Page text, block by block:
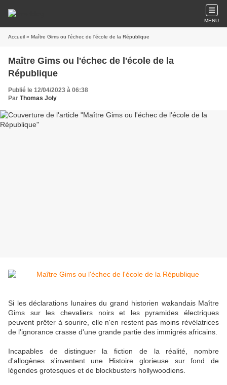
MENU
Accueil » Maître Gims ou l'échec de l'école de la République
Maître Gims ou l'échec de l'école de la
République
Publié le 12/04/2023 à 06:38
Par Thomas Joly
Si les déclarations lunaires du grand historien wakandais Maître
Gims sur les chevaliers noirs et les pyramides électriques
peuvent prêter à sourire, elle n'en restent pas moins révélatrices
de l'ignorance crasse d'une grande partie des immigrés africains.
Incapables de distinguer la fiction de la réalité, nombre
d'allogènes s'inventent une Histoire glorieuse sur fond de
légendes grotesques et de blockbusters hollywoodiens.